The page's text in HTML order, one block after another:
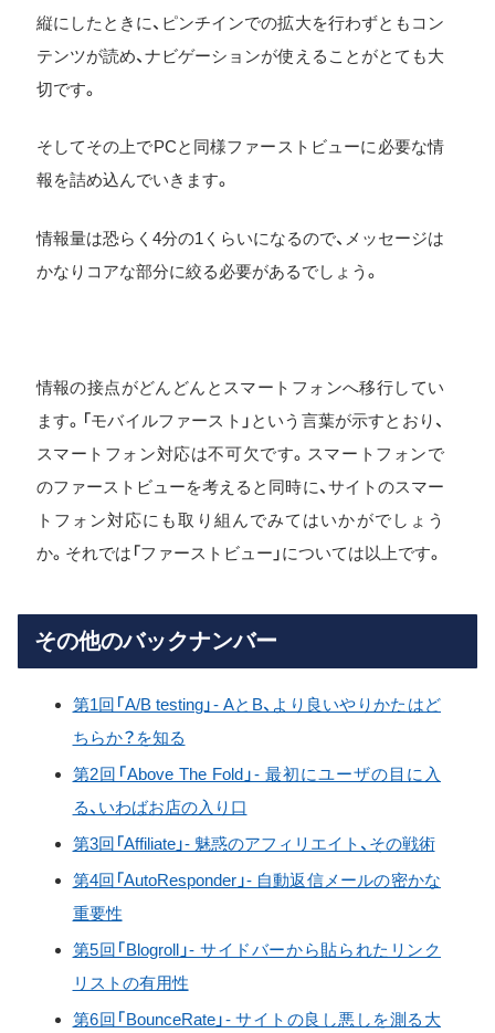
縦にしたときに、ピンチインでの拡大を行わずともコン
テンツが読め、ナビゲーションが使えることがとても大
切です。
そしてその上でPCと同様ファーストビューに必要な情
報を詰め込んでいきます。
情報量は恐らく4分の1くらいになるので、メッセージは
かなりコアな部分に絞る必要があるでしょう。
情報の接点がどんどんとスマートフォンへ移行してい
ます。「モバイルファースト」という言葉が示すとおり、
スマートフォン対応は不可欠です。スマートフォンで
のファーストビューを考えると同時に、サイトのスマー
トフォン対応にも取り組んでみてはいかがでしょう
か。それでは「ファーストビュー」については以上です。
その他のバックナンバー
第1回「A/B testing」- AとB、より良いやりかたはど
ちらか？を知る
第2回「Above The Fold」- 最初にユーザの目に入
る、いわばお店の入り口
第3回「Affiliate」- 魅惑のアフィリエイト、その戦術
第4回「AutoResponder」- 自動返信メールの密かな
重要性
第5回「Blogroll」- サイドバーから貼られたリンク
リストの有用性
第6回「BounceRate」- サイトの良し悪しを測る大